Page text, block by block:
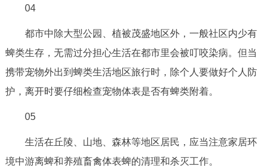
04
都市中除大型公园、植被茂盛地区外，一般社区内少有
蜱类生存，无需过分担心生活在都市里会被叮咬染病。但当
携带宠物外出到蜱类生活地区旅行时，除个人要做好个人防
护，离开时要仔细检查宠物体表是否有蜱类附着。
05
生活在丘陵、山地、森林等地区居民，应当注意家居环
境中游离蜱和养殖畜禽体表蜱的清理和杀灭工作。